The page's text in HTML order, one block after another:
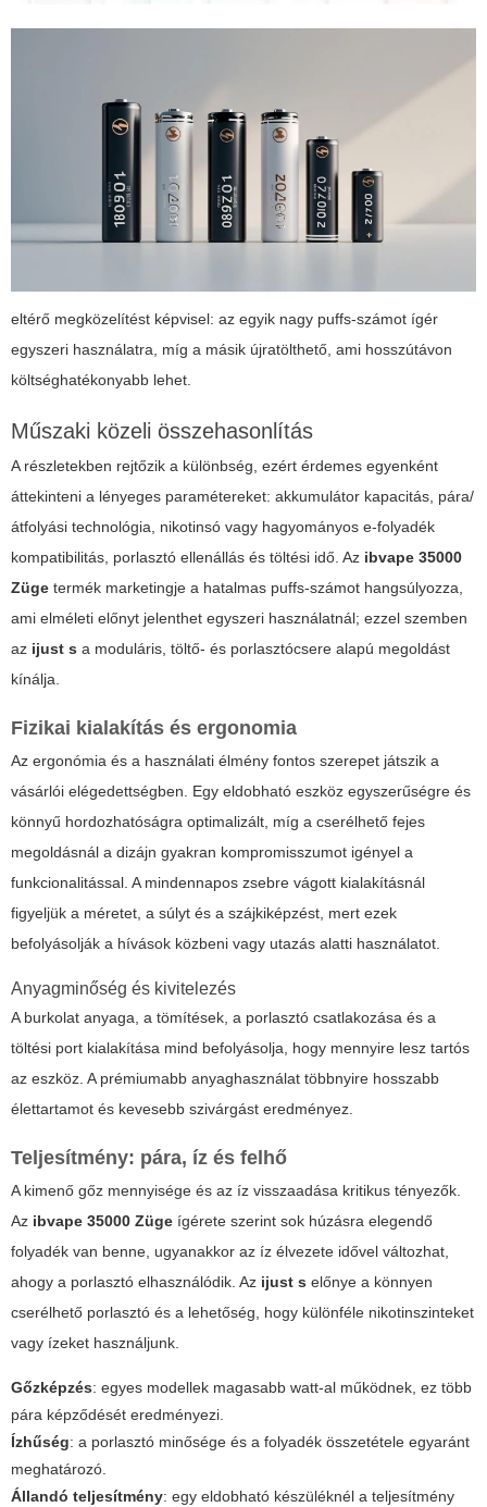
eltérő megközelítést képvisel: az egyik nagy puffs-számot ígér
egyszeri használatra, míg a másik újratölthető, ami hosszútávon
költséghatékonyabb lehet.
Műszaki közeli összehasonlítás
A részletekben rejtőzik a különbség, ezért érdemes egyenként
áttekinteni a lényeges paramétereket: akkumulátor kapacitás, pára/
átfolyási technológia, nikotinsó vagy hagyományos e-folyadék
kompatibilitás, porlasztó ellenállás és töltési idő. Az ibvape 35000
Züge termék marketingje a hatalmas puffs-számot hangsúlyozza,
ami elméleti előnyt jelenthet egyszeri használatnál; ezzel szemben
az ijust s a moduláris, töltő- és porlasztócsere alapú megoldást
kínálja.
Fizikai kialakítás és ergonomia
Az ergonómia és a használati élmény fontos szerepet játszik a
vásárlói elégedettségben. Egy eldobható eszköz egyszerűségre és
könnyű hordozhatóságra optimalizált, míg a cserélhető fejes
megoldásnál a dizájn gyakran kompromisszumot igényel a
funkcionalitással. A mindennapos zsebre vágott kialakításnál
figyeljük a méretet, a súlyt és a szájkiképzést, mert ezek
befolyásolják a hívások közbeni vagy utazás alatti használatot.
Anyagminőség és kivitelezés
A burkolat anyaga, a tömítések, a porlasztó csatlakozása és a
töltési port kialakítása mind befolyásolja, hogy mennyire lesz tartós
az eszköz. A prémiumabb anyaghasználat többnyire hosszabb
élettartamot és kevesebb szivárgást eredményez.
Teljesítmény: pára, íz és felhő
A kimenő gőz mennyisége és az íz visszaadása kritikus tényezők.
Az ibvape 35000 Züge ígérete szerint sok húzásra elegendő
folyadék van benne, ugyanakkor az íz élvezete idővel változhat,
ahogy a porlasztó elhasználódik. Az ijust s előnye a könnyen
cserélhető porlasztó és a lehetőség, hogy különféle nikotinszinteket
vagy ízeket használjunk.
Gőzképzés: egyes modellek magasabb watt-al működnek, ez több
pára képződését eredményezi.
Ízhűség: a porlasztó minősége és a folyadék összetétele egyaránt
meghatározó.
Állandó teljesítmény: egy eldobható készüléknél a teljesítmény